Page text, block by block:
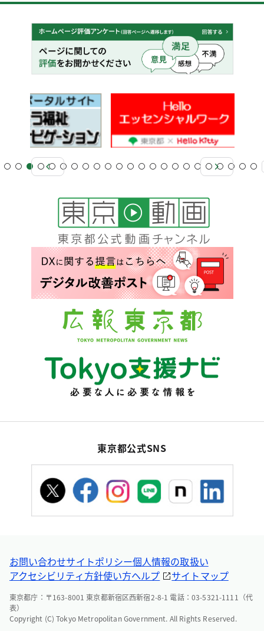
東京都公式SNS
お問い合わせサイトポリシー個人情報の取扱い
アクセシビリティ方針使い方ヘルプ サイトマップ
東京都庁：〒163-8001 東京都新宿区西新宿2-8-1 電話：03-5321-1111（代
表）
Copyright (C) Tokyo Metropolitan Government. All Rights Reserved.